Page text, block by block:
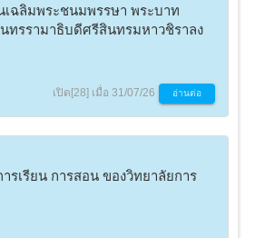
ฉลิมพระชนมพรรษา พระบาท
ทรรามาธิบดีศรีสินทรมหาวชิราลง
เปิด[28] เมื่อ 31/07/26 อ่านต่อ
รเรียน การสอน ของวิทยาลัยการ